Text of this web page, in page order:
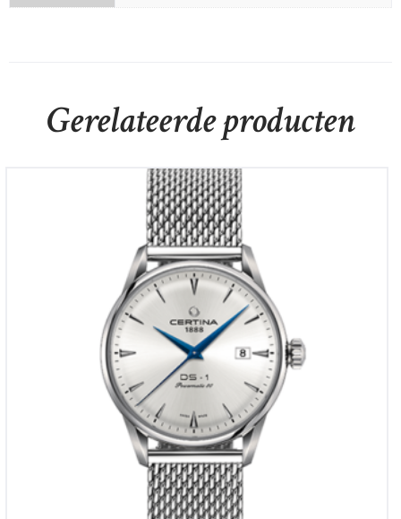
Gerelateerde producten
Certina DS 1 Powermatic 80
€870